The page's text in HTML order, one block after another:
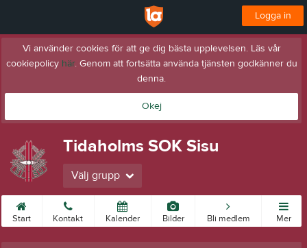
Logga in
Vi använder cookies för att ge dig bästa upplevelsen. Läs vår
cookiepolicy här. Genom att fortsätta använda tjänsten godkänner du
denna.
Okej
Tidaholms SOK Sisu
Välj grupp
Start Kontakt Kalender Bilder Bli medlem Mer